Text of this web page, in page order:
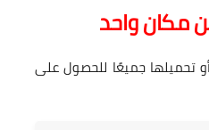
جميعًا للحصول على